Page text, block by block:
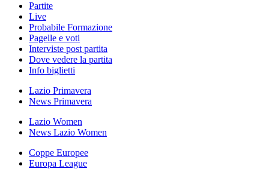
Partite
Live
Probabile Formazione
Pagelle e voti
Interviste post partita
Dove vedere la partita
Info biglietti
Lazio Primavera
News Primavera
Lazio Women
News Lazio Women
Coppe Europee
Europa League